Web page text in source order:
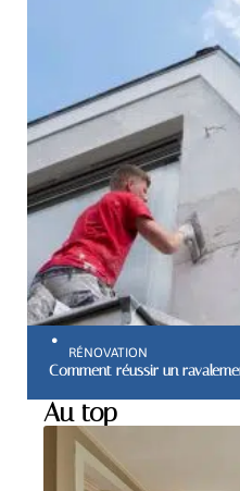
RÉNOVATION
Comment réussir un
Au top